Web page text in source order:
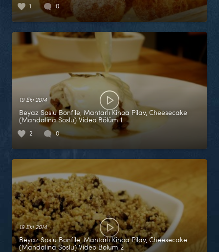
1 0
19 Eki 2014
Beyaz Soslu Bonfile, Mantarlı Kinoa Pilav, Cheesecake
(Mandalina Soslu) Video Bölüm 1
2 0
19 Eki 2014
Beyaz Soslu Bonfile, Mantarlı Kinoa Pilav, Cheesecake
(Mandalina Soslu) Video Bölüm 2